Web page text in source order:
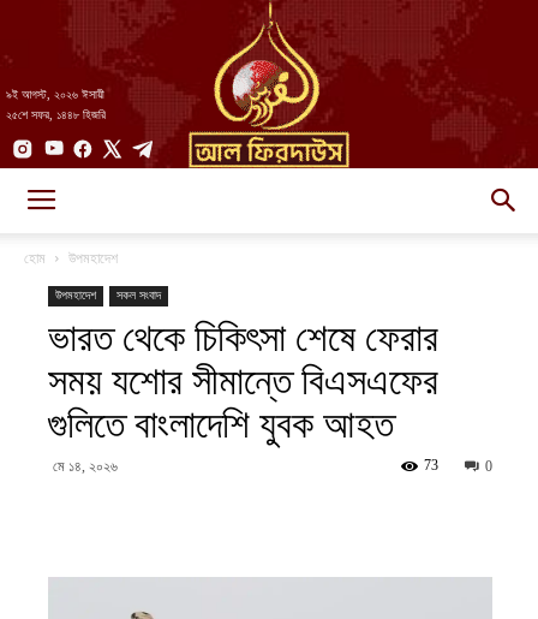
৯ই আগস্ট, ২০২৬ ঈসায়ী
২৫শে সফর, ১৪৪৮ হিজরি
||
আল-
হোম উপমহাদেশ
উপমহাদেশ সকল সংবাদ
ভারত থেকে চিকিৎসা শেষে ফেরার
সময় যশোর সীমান্তে বিএসএফের
গুলিতে বাংলাদেশি যুবক আহত
মে ১৪, ২০২৬ 0
73